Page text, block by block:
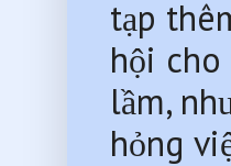
tạp
hội cho
lầm,
hỏng